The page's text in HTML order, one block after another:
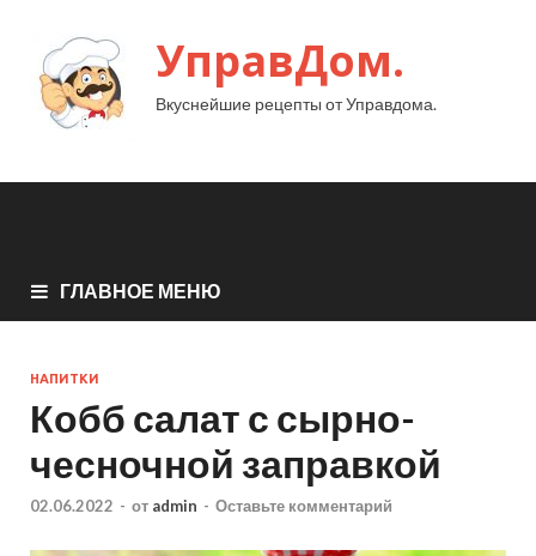
УправДом.
Вкуснейшие рецепты от Управдома.
ГЛАВНОЕ МЕНЮ
НАПИТКИ
Кобб салат с сырно-
чесночной заправкой
02.06.2022 - от admin - Оставьте комментарий